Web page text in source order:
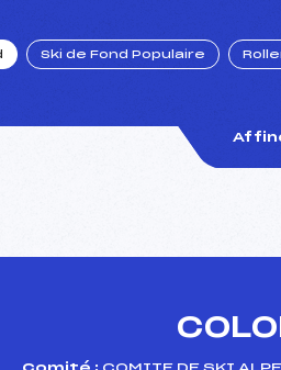
Ski de Fond Populaire
Comité : COMITE DE SKI